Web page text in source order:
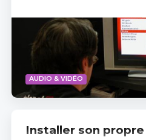
AUDIO & VIDÉO
Installer son